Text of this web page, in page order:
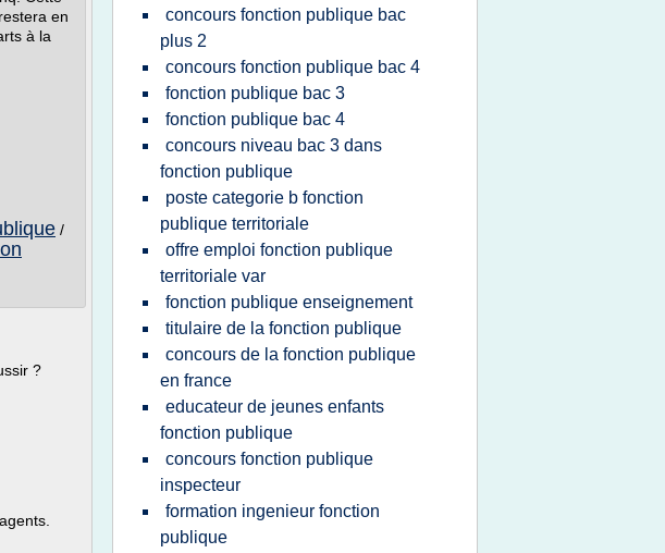
en
à la
/
?
concours fonction publique bac
plus 2
concours fonction publique bac 4
fonction publique bac 3
fonction publique bac 4
concours niveau bac 3 dans
fonction publique
poste categorie b fonction
publique territoriale
offre emploi fonction publique
territoriale var
fonction publique enseignement
titulaire de la fonction publique
concours de la fonction publique
en france
educateur de jeunes enfants
fonction publique
concours fonction publique
inspecteur
formation ingenieur fonction
publique